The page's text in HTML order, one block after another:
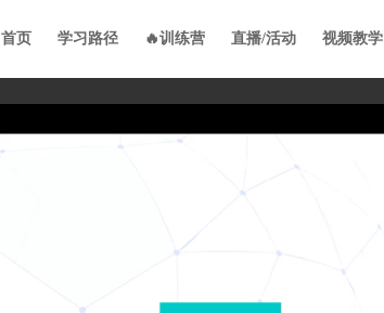
首页 学习路径 🔥训练营 直播/活动 视频教学